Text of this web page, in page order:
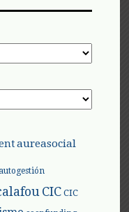
aureasocial
autogestión
CIC CIC